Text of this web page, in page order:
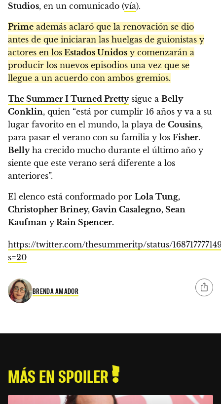
Studios, en un comunicado (vía).
Prime además aclaró que la renovación se dio
antes de que iniciaran las huelgas de guionistas y
actores en los Estados Unidos y comenzarán a
producir los nuevos episodios una vez que se
llegue a un acuerdo con ambos gremios.
The Summer I Turned Prettysigue a Belly
Conklin, quien “está por cumplir 16 años y va a su
lugar favorito en el mundo, la playa de Cousins,
para pasar el verano con su familia y los Fisher.
Bellyha crecido mucho durante el último año y
siente que este verano será diferente a los
anteriores”.
El elenco está conformado por Lola Tung,
Christopher Briney, Gavin Casalegno, Sean
Kaufman y Rain Spencer.
https://twitter.com/thesummeritp/status/
s=20
BRENDA AMADOR
MÁS EN SPOILER